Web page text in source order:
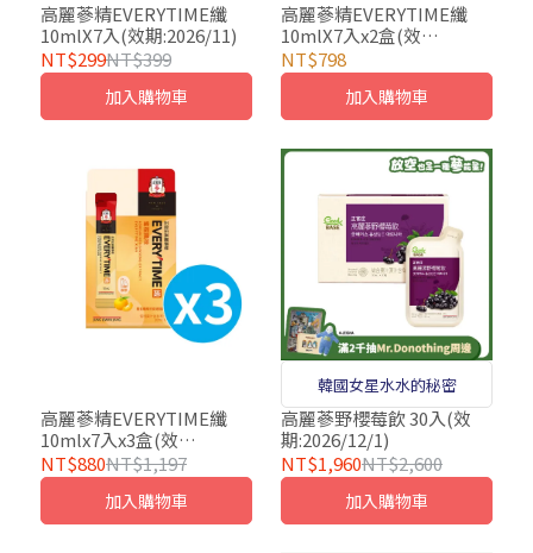
高麗蔘精EVERYTIME纖
10mlX7入(效期:2026/11)
NT$299NT$399
加入購物車
高麗蔘精EVERYTIME纖
10mlX7入x2盒(效
期:2026/11)
NT$798
加入購物車
高麗蔘精EVERYTIME纖
10mlx7入x3盒(效
期:2026/11)
NT$880NT$1,197
加入購物車
韓國女星水水的秘密
高麗蔘野櫻莓飲 30入(效
期:2026/12/1)
NT$1,960NT$2,600
加入購物車